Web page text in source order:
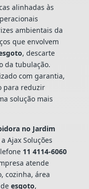
alinhadas às
ambientais da
que envolvem
, descarte
da tubulação.
com garantia,
para reduzir
solução mais
no Jardim
Ajax Soluções
11 4114-6060
atende
cozinha, área
esgoto,